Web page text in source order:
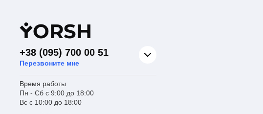
YORSH
+38 (095) 700 00 51
Перезвоните мне
Время работы
Пн - Сб с 9:00 до 18:00
Вс с 10:00 до 18:00